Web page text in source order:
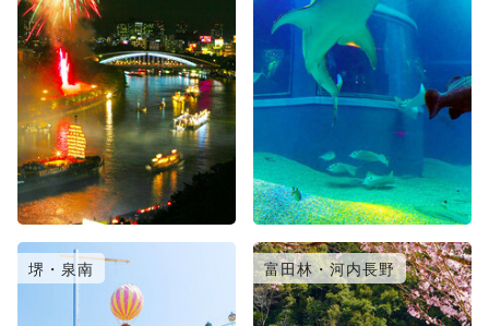
堺・泉南 富田林・河内長野